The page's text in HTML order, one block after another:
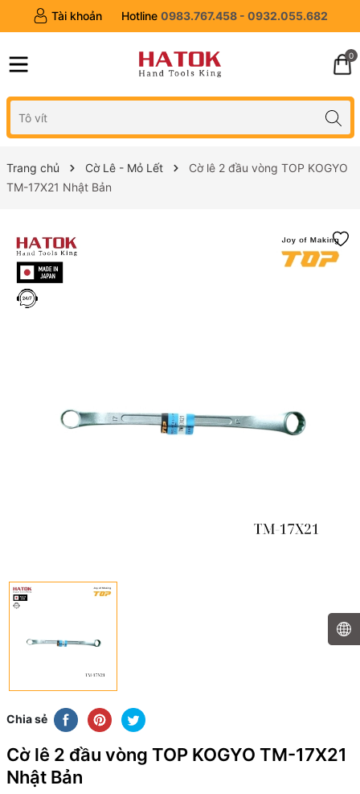
Tài khoản Hotline 0983.767.458 - 0932.055.682
0
Trang chủ Cờ Lê - Mỏ Lết
Cờ lê 2 đầu vòng TOP KOGYO
TM-17X21 Nhật Bản
Chia sẻ
Cờ lê 2 đầu vòng TOP KOGYO TM-17X21
Nhật Bản